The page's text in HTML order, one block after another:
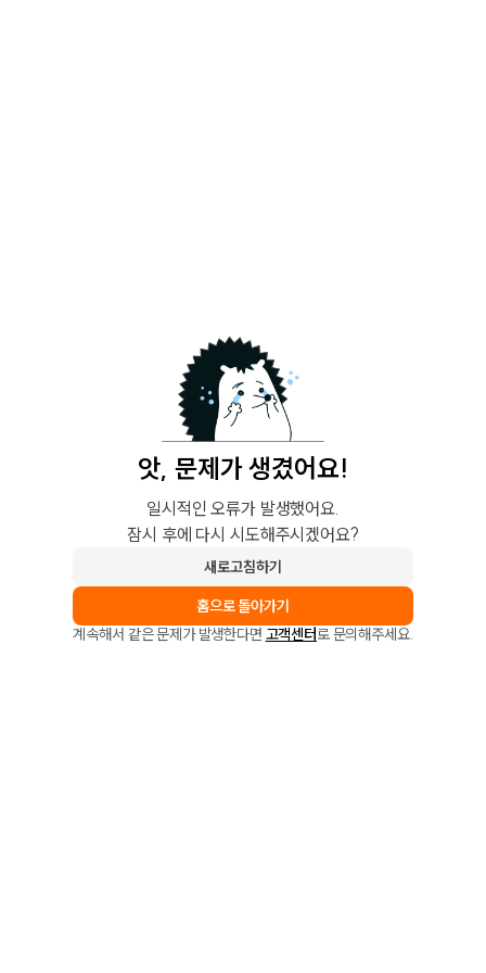
앗, 문제가 생겼어요!
일시적인 오류가 발생했어요.
잠시 후에 다시 시도해주시겠어요?
새로고침하기
홈으로 돌아가기
계속해서 같은 문제가 발생한다면 고객센터로 문의해주세요.